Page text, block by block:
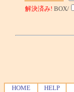
解決済み! BOX/
HOME HELP